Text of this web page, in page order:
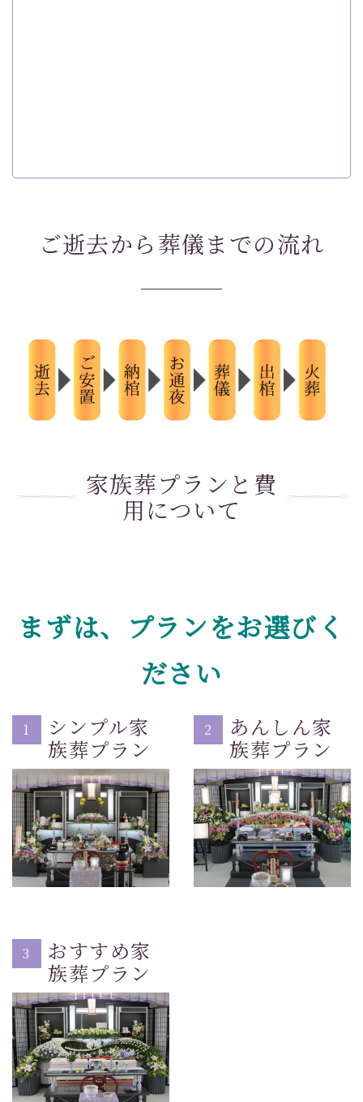
ご逝去から葬儀までの流れ
家族葬プランと費
用について
まずは、プランをお選びく
ださい
1
シンプル家
族葬プラン
2
あんしん家
族葬プラン
3
おすすめ家
族葬プラン